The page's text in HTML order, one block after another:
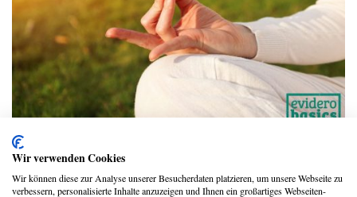
So hilft dir Yoga, versteckte Potenziale
zu wecken
Wir verwenden Cookies
Wir können diese zur Analyse unserer Besucherdaten platzieren, um unsere Webseite zu
verbessern, personalisierte Inhalte anzuzeigen und Ihnen ein großartiges Webseiten-